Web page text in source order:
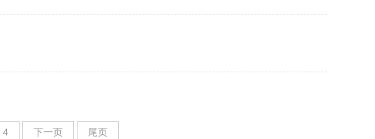
4 下一页 尾页